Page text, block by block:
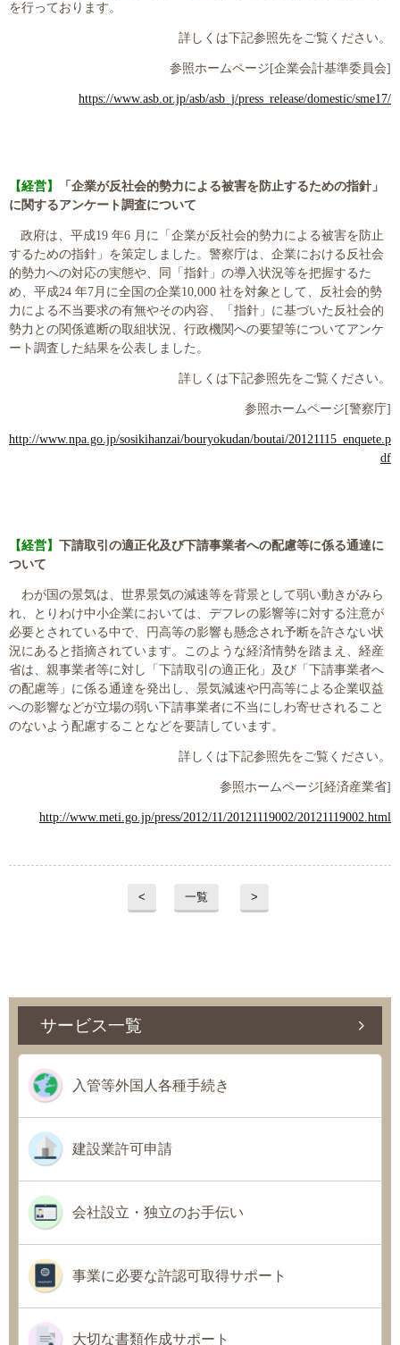
を行っております。
詳しくは下記参照先をご覧ください。
参照ホームページ [企業会計基準委員会]
https://www.asb.or.jp/asb/asb_j/press_release/domestic/sme17/
【経営】
「企業が反社会的勢力による被害を防止するための指針」
に関するアンケート調査について
政府は、平成19年6 月に「企業が反社会的勢力による被害を防止
するための指針」を策定しました。警察庁は、企業における反社会
的勢力への対応の実態や、同「指針」の導入状況等を把握するた
め、平成24 年7月に全国の企業10,000 社を対象として、反社会的勢
力による不当要求の有無やその内容、「指針」に基づいた反社会的
勢力との関係遮断の取組状況、行政機関への要望等についてアンケ
ート調査した結果を公表しました。
詳しくは下記参照先をご覧ください。
参照ホームページ [警察庁]
http://www.npa.go.jp/sosikihanzai/bouryokudan/boutai/20121115_enquete.p
df
【経営】 下請取引の適正化及び下請事業者への配慮等に係る通達に
ついて
わが国の景気は、世界景気の減速等を背景として弱い動きがみら
れ、とりわけ中小企業においては、デフレの影響等に対する注意が
必要とされている中で、円高等の影響も懸念され予断を許さない状
況にあると指摘されています。このような経済情勢を踏まえ、経産
省は、親事業者等に対し「下請取引の適正化」及び「下請事業者へ
の配慮等」に係る通達を発出し、景気減速や円高等による企業収益
への影響などが立場の弱い下請事業者に不当にしわ寄せされること
のないよう配慮することなどを要請しています。
詳しくは下記参照先をご覧ください。
参照ホームページ [経済産業省]
http://www.meti.go.jp/press/2012/11/20121119002/20121119002.html
< 一覧 >
サービス一覧
入管等外国人各種手続き
建設業許可申請
会社設立・独立のお手伝い
事業に必要な許認可取得サポート
大切な書類作成サポート